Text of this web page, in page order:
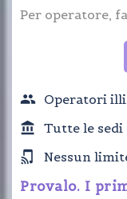
Per operatore,
Operatori
Tutte le sedi
Nessun
Provalo. I